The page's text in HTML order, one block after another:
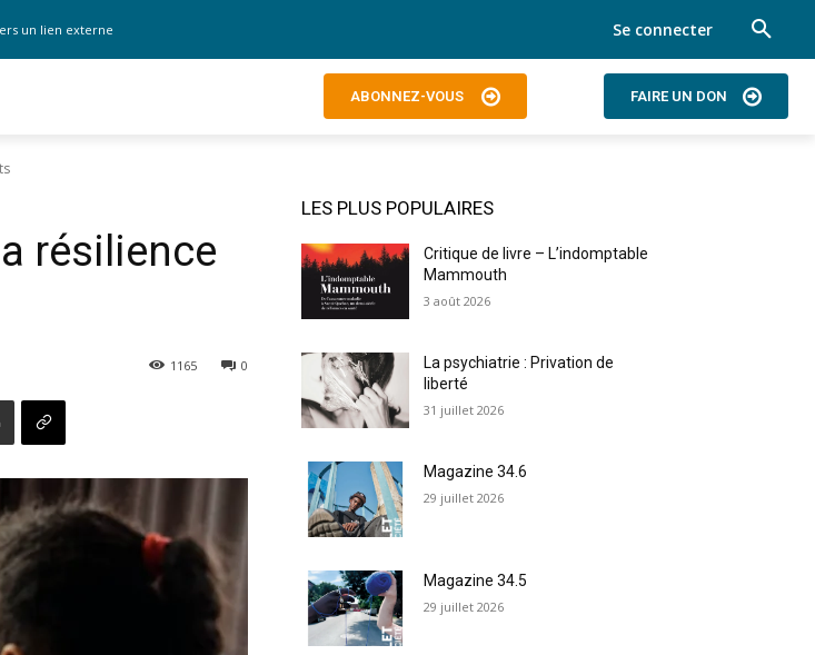
un lien externe Se connecter
ABONNEZ-VOUS FAIRE UN DON
résilience
0
1165
LES PLUS POPULAIRES
Critique de livre – L’indomptable
Mammouth
3 août 2026
La psychiatrie : Privation de
liberté
31 juillet 2026
Magazine 34.6
29 juillet 2026
Magazine 34.5
29 juillet 2026